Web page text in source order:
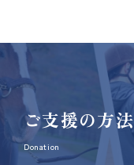
ご支援の方法
Donation